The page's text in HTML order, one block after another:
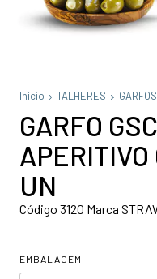
Início TALHERES GARFOS
GARFO
UN
Código 3120 Marca
EMBALAGEM